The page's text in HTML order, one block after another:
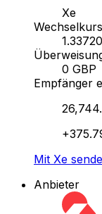
Xe
Wechselkurs
0 GBP
Empfänger
Mit Xe
Anbieter